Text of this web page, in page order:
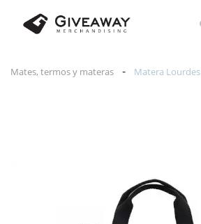
Mates, termos y materas - Matera Lourdes